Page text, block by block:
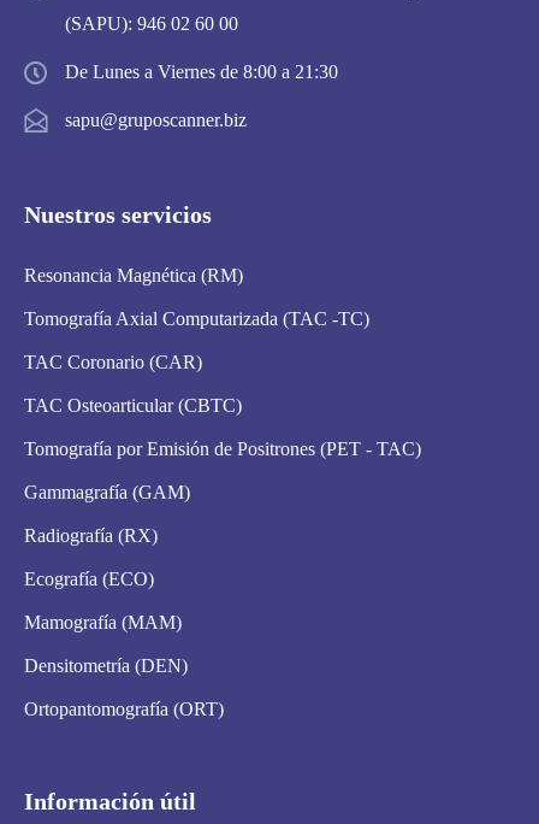
(SAPU): 946 02 60 00
De Lunes a Viernes de 8:00 a 21:30
sapu@gruposcanner.biz
Nuestros servicios
Resonancia Magnética (RM)
Tomografía Axial Computarizada (TAC -TC)
TAC Coronario (CAR)
TAC Osteoarticular (CBTC)
Tomografía por Emisión de Positrones (PET - TAC)
Gammagrafía (GAM)
Radiografía (RX)
Ecografía (ECO)
Mamografía (MAM)
Densitometría (DEN)
Ortopantomografía (ORT)
Información útil